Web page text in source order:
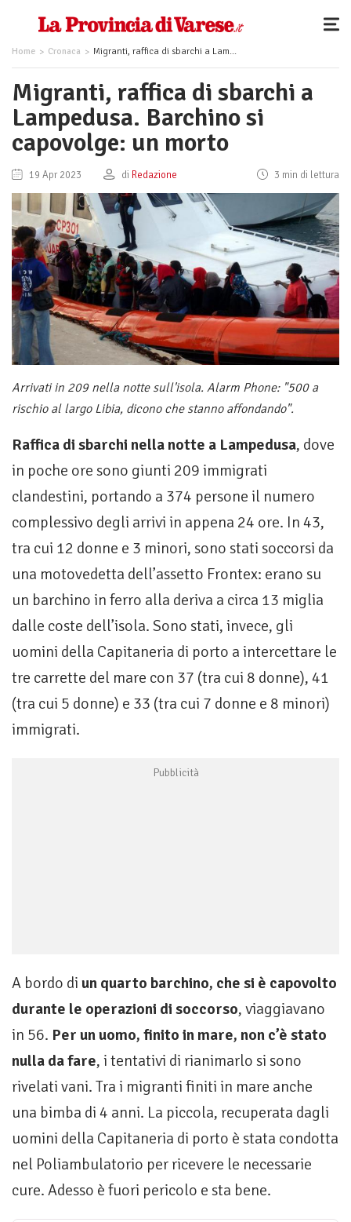
Home Cronaca Migranti, raffica di sbarchi a Lampedusa. Barchino si capovolge: un morto
Migranti, raffica di sbarchi a
Lampedusa. Barchino si
capovolge: un morto
19 Apr 2023 di Redazione 3 min di lettura
Arrivati in 209 nella notte sull'isola. Alarm Phone: "500 a
rischio al largo Libia, dicono che stanno affondando".
Raffica di sbarchi nella notte a Lampedusa, dove
in poche ore sono giunti 209 immigrati
clandestini, portando a 374 persone il numero
complessivo degli arrivi in appena 24 ore. In 43,
tra cui 12 donne e 3 minori, sono stati soccorsi da
una motovedetta dell’assetto Frontex: erano su
un barchino in ferro alla deriva a circa 13 miglia
dalle coste dell’isola. Sono stati, invece, gli
uomini della Capitaneria di porto a intercettare le
tre carrette del mare con 37 (tra cui 8 donne), 41
(tra cui 5 donne) e 33 (tra cui 7 donne e 8 minori)
immigrati.
A bordo di un quarto barchino, che si è capovolto
durante le operazioni di soccorso, viaggiavano
in 56. Per un uomo, finito in mare, non c’è stato
nulla da fare, i tentativi di rianimarlo si sono
rivelati vani. Tra i migranti finiti in mare anche
una bimba di 4 anni. La piccola, recuperata dagli
uomini della Capitaneria di porto è stata condotta
nel Poliambulatorio per ricevere le necessarie
cure. Adesso è fuori pericolo e sta bene.